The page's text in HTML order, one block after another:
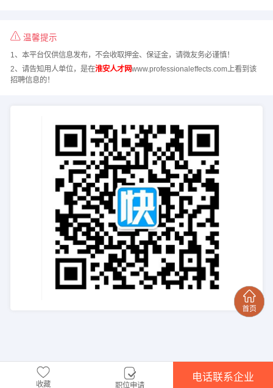
温馨提示
1、本平台仅供信息发布，不会收取押金、保证金，请微友务必谨慎！
2、请告知用人单位，是在淮安人才网www.professionaleffects.com上看到该
招聘信息的！
收藏 职位申请
电话联系企业